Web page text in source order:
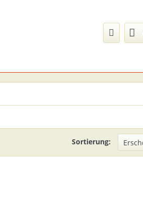
Sortierung: